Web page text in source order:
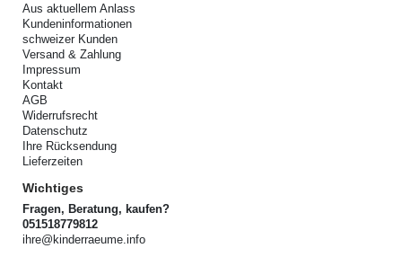
Aus aktuellem Anlass
Kundeninformationen
schweizer Kunden
Versand & Zahlung
Impressum
Kontakt
AGB
Widerrufsrecht
Datenschutz
Ihre Rücksendung
Lieferzeiten
Wichtiges
Fragen, Beratung, kaufen?
051518779812
ihre@kinderraeume.info